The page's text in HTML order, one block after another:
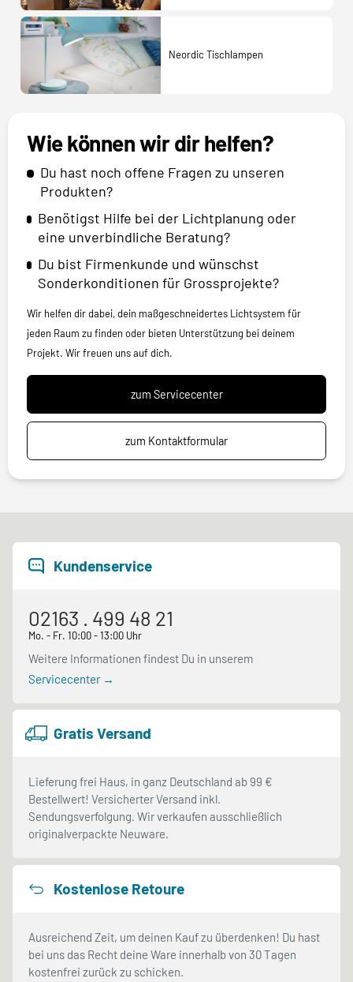
Neordic Tischlampen
Wie können wir dir helfen?
Du hast noch offene Fragen zu unseren
Produkten?
Benötigst Hilfe bei der Lichtplanung oder
eine unverbindliche Beratung?
Du bist Firmenkunde und wünschst
Sonderkonditionen für Grossprojekte?
Wir helfen dir dabei, dein maßgeschneidertes Lichtsystem für
jeden Raum zu finden oder bieten Unterstützung bei deinem
Projekt. Wir freuen uns auf dich.
zum Servicecenter
zum Kontaktformular
Kundenservice
02163 . 499 48 21
Mo. - Fr. 10:00 - 13:00 Uhr
Weitere Informationen findest Du in unserem
Servicecenter →
Gratis Versand
Lieferung frei Haus, in ganz Deutschland ab 99 €
Bestellwert! Versicherter Versand inkl.
Sendungsverfolgung. Wir verkaufen ausschließlich
originalverpackte Neuware.
Kostenlose Retoure
Ausreichend Zeit, um deinen Kauf zu überdenken! Du hast
bei uns das Recht deine Ware innerhalb von 30 Tagen
kostenfrei zurück zu schicken.